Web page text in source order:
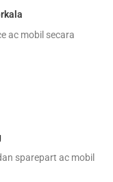
ac mobil secara
sparepart ac mobil